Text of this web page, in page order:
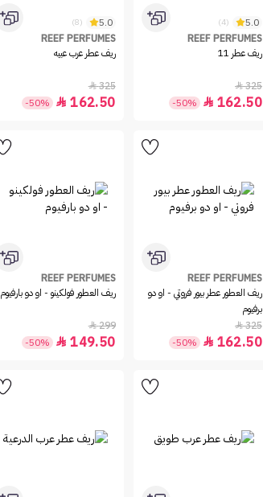
5.0
(4)
REEF PERFUMES
ريف عطر 11
325

162.50

-50%
5.0
(8)
REEF PERFUMES
ريف عطر عرب عبيه
325

162.50

-50%
REEF PERFUMES
ريف العطور عطر بيور فروتي - او دو
برفيوم
325

162.50

-50%
REEF PERFUMES
ريف العطور فولكينو - او دو بارفيوم
299

149.50

-50%